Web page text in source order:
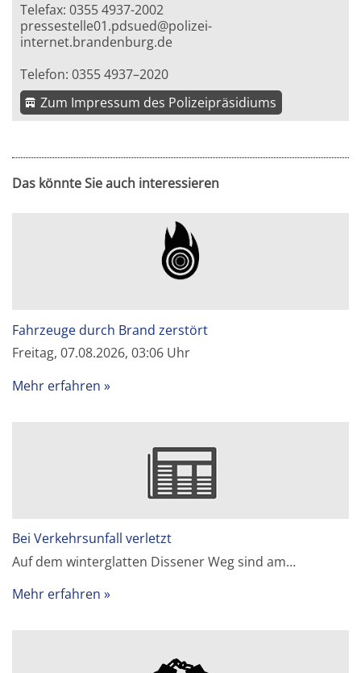
Telefax: 0355 4937-2002
pressestelle01.pdsued@polizei-
internet.brandenburg.de
Telefon: 0355 4937–2020
Zum Impressum des Polizeipräsidiums
Das könnte Sie auch interessieren
Fahrzeuge durch Brand zerstört
Freitag, 07.08.2026, 03:06 Uhr
Mehr erfahren
Bei Verkehrsunfall verletzt
Auf dem winterglatten Dissener Weg sind am…
Mehr erfahren